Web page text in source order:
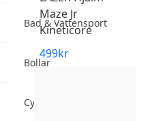
Bad & Vattensport
Bollar
Cyklar
Maze Jr
Kineticore
499kr